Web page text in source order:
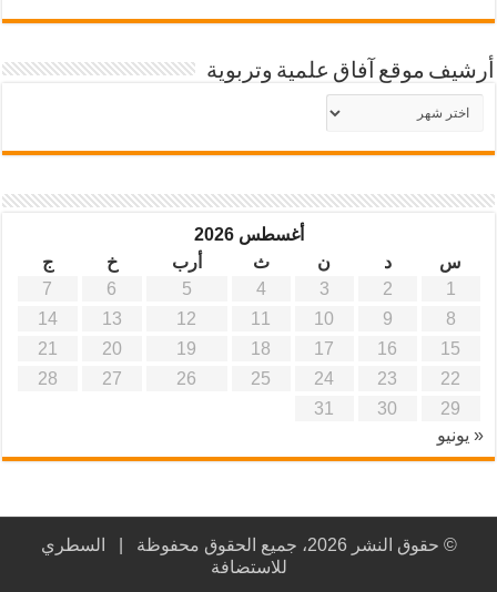
أرشيف موقع آفاق علمية وتربوية
أرشيف
موقع
آفاق
أغسطس 2026
س
د ن ث أرب خ
ج
1
2
3
4
5
6
7
8
9
10
11
12
13
14
15
16
17
18
19
20
21
22
23
24
25
26
27
28
29
30
31
« يونيو
© حقوق النشر 2026، جميع الحقوق محفوظة |
السطري
للاستضافة